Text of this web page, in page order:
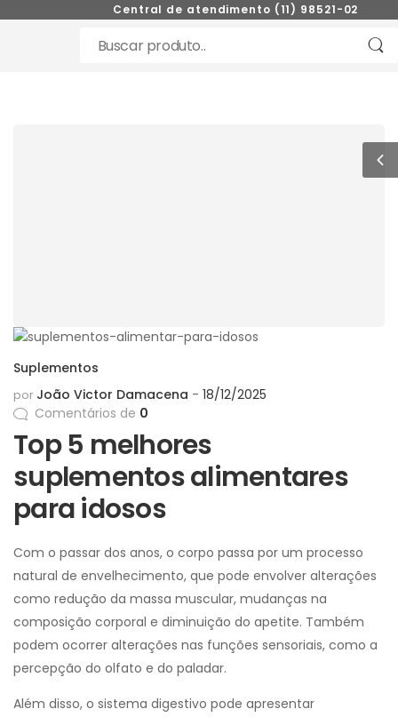
Central de atendimento (11) 98521-0272
Suplementos
por João Victor Damacena
18/12/2025
Comentários de 0
Top 5 melhores
suplementos alimentares
para idosos
Com o passar dos anos, o corpo passa por um processo
natural de envelhecimento, que pode envolver alterações
como redução da massa muscular, mudanças na
composição corporal e diminuição do apetite. Também
podem ocorrer alterações nas funções sensoriais, como a
percepção do olfato e do paladar.
Além disso, o sistema digestivo pode apresentar